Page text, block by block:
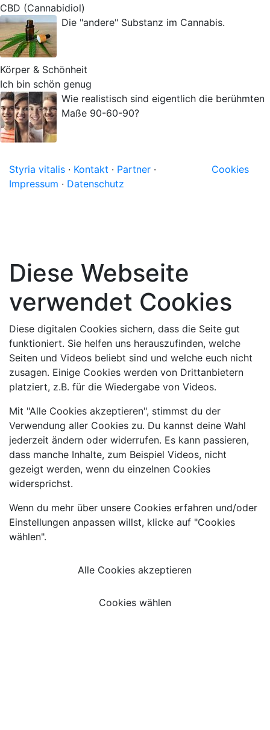
CBD (Cannabidiol)
Die "andere" Substanz im Cannabis.
Körper & Schönheit
Ich bin schön genug
Wie realistisch sind eigentlich die berühmten
Maße 90-60-90?
Styria vitalis · Kontakt · Partner ·
Impressum · Datenschutz
Cookies
Diese Webseite
verwendet Cookies
Diese digitalen Cookies sichern, dass die Seite gut
funktioniert. Sie helfen uns herauszufinden, welche
Seiten und Videos beliebt sind und welche euch nicht
zusagen. Einige Cookies werden von Drittanbietern
platziert, z.B. für die Wiedergabe von Videos.
Mit "Alle Cookies akzeptieren", stimmst du der
Verwendung aller Cookies zu. Du kannst deine Wahl
jederzeit ändern oder widerrufen. Es kann passieren,
dass manche Inhalte, zum Beispiel Videos, nicht
gezeigt werden, wenn du einzelnen Cookies
widersprichst.
Wenn du mehr über unsere Cookies erfahren und/oder
Einstellungen anpassen willst, klicke auf "Cookies
wählen".
Alle Cookies akzeptieren
Cookies wählen